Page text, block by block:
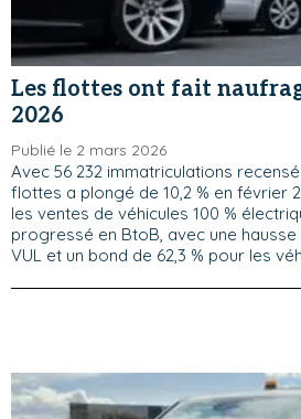
Les flottes ont fait
2026
Publié le 2 mars 2026
Avec 56 232 immatriculations
flottes a plongé de 10,2 % en février
les ventes de véhicules 100 %
progressé en BtoB, avec une hausse
VUL et un bond de 62,3 % pour les